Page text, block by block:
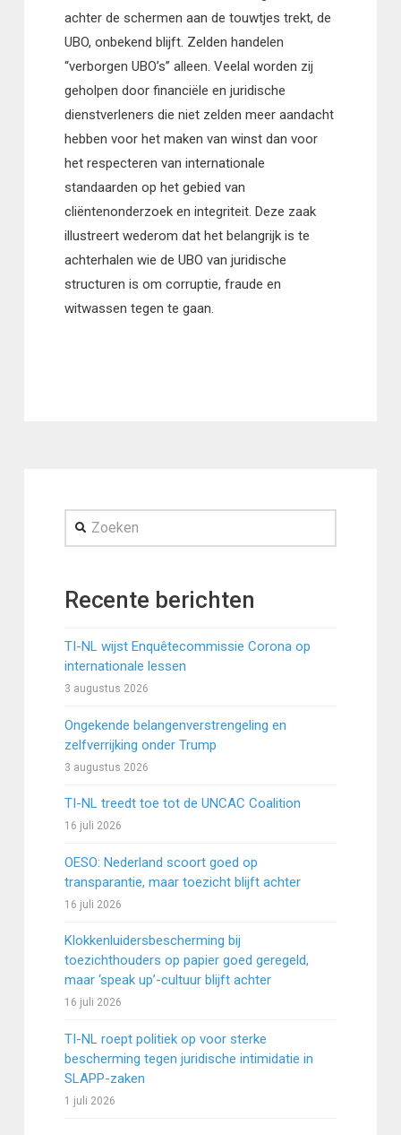
achter de schermen aan de touwtjes trekt, de
UBO, onbekend blijft. Zelden handelen
“verborgen UBO’s” alleen. Veelal worden zij
geholpen door financiële en juridische
dienstverleners die niet zelden meer aandacht
hebben voor het maken van winst dan voor
het respecteren van internationale
standaarden op het gebied van
cliëntenonderzoek en integriteit. Deze zaak
illustreert wederom dat het belangrijk is te
achterhalen wie de UBO van juridische
structuren is om corruptie, fraude en
witwassen tegen te gaan.
Zoeken
Recente berichten
TI-NL wijst Enquêtecommissie Corona op
internationale lessen
3 augustus 2026
Ongekende belangenverstrengeling en
zelfverrijking onder Trump
3 augustus 2026
TI-NL treedt toe tot de UNCAC Coalition
16 juli 2026
OESO: Nederland scoort goed op
transparantie, maar toezicht blijft achter
16 juli 2026
Klokkenluidersbescherming bij
toezichthouders op papier goed geregeld,
maar ‘speak up’-cultuur blijft achter
16 juli 2026
TI-NL roept politiek op voor sterke
bescherming tegen juridische intimidatie in
SLAPP-zaken
1 juli 2026